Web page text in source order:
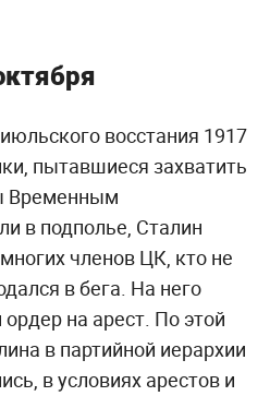
восстания 1917
пытавшиеся захватить
Временным
в подполье, Сталин
членов ЦК, кто не
в бега. На него
на арест. По этой
в партийной иерархии
в условиях арестов и